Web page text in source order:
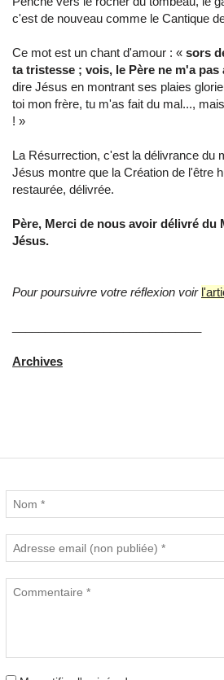
c'est de nouveau comme le Cantique
Ce mot est un chant d'amour : « sors
ta tristesse ; vois, le Père ne m'a pas
dire Jésus en montrant ses plaies
toi mon frère, tu m'as fait du mal...,
! »
La Résurrection, c'est la délivrance du
Jésus montre que la Création de l'être
restaurée, délivrée.
Père, Merci de nous avoir délivré du
Jésus.
Pour poursuivre votre réflexion voir
Archives